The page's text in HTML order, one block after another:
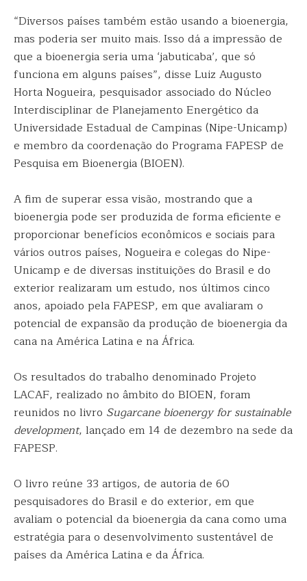
“Diversos países também estão usando a bioenergia,
mas poderia ser muito mais. Isso dá a impressão de
que a bioenergia seria uma ‘jabuticaba’, que só
funciona em alguns países”, disse Luiz Augusto
Horta Nogueira, pesquisador associado do Núcleo
Interdisciplinar de Planejamento Energético da
Universidade Estadual de Campinas (Nipe-Unicamp)
e membro da coordenação do Programa FAPESP de
Pesquisa em Bioenergia (BIOEN).
A fim de superar essa visão, mostrando que a
bioenergia pode ser produzida de forma eficiente e
proporcionar benefícios econômicos e sociais para
vários outros países, Nogueira e colegas do Nipe-
Unicamp e de diversas instituições do Brasil e do
exterior realizaram um estudo, nos últimos cinco
anos, apoiado pela FAPESP, em que avaliaram o
potencial de expansão da produção de bioenergia da
cana na América Latina e na África.
Os resultados do trabalho denominado Projeto
LACAF, realizado no âmbito do BIOEN, foram
reunidos no livro Sugarcane bioenergy for sustainable
development, lançado em 14 de dezembro na sede da
FAPESP.
O livro reúne 33 artigos, de autoria de 60
pesquisadores do Brasil e do exterior, em que
avaliam o potencial da bioenergia da cana como uma
estratégia para o desenvolvimento sustentável de
países da América Latina e da África.